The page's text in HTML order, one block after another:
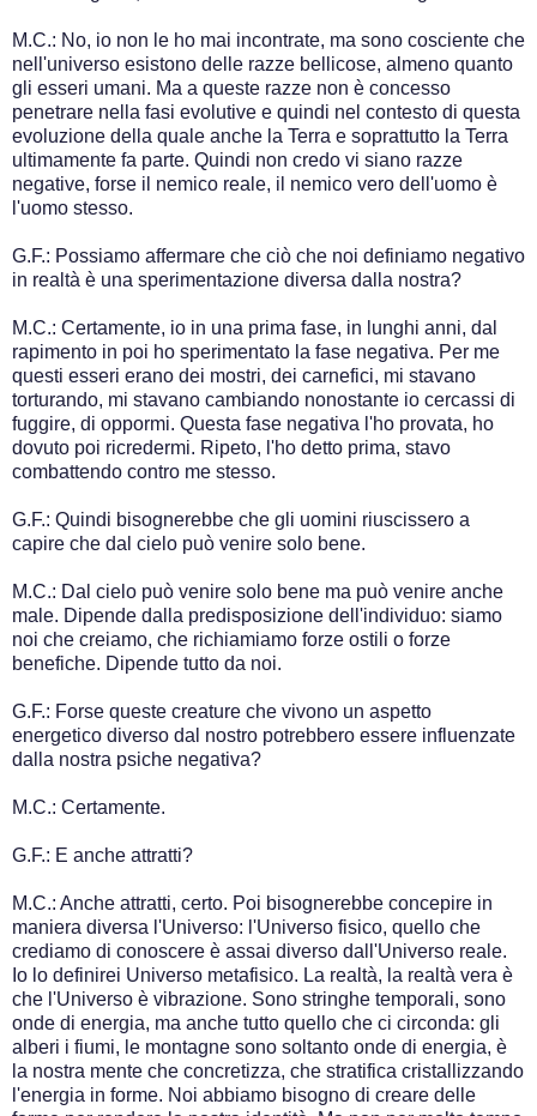
M.C.: No, io non le ho mai incontrate, ma sono cosciente che
nell'universo esistono delle razze bellicose, almeno quanto
gli esseri umani. Ma a queste razze non è concesso
penetrare nella fasi evolutive e quindi nel contesto di questa
evoluzione della quale anche la Terra e soprattutto la Terra
ultimamente fa parte. Quindi non credo vi siano razze
negative, forse il nemico reale, il nemico vero dell'uomo è
l'uomo stesso.
G.F.: Possiamo affermare che ciò che noi definiamo negativo
in realtà è una sperimentazione diversa dalla nostra?
M.C.: Certamente, io in una prima fase, in lunghi anni, dal
rapimento in poi ho sperimentato la fase negativa. Per me
questi esseri erano dei mostri, dei carnefici, mi stavano
torturando, mi stavano cambiando nonostante io cercassi di
fuggire, di oppormi. Questa fase negativa l'ho provata, ho
dovuto poi ricredermi. Ripeto, l'ho detto prima, stavo
combattendo contro me stesso.
G.F.: Quindi bisognerebbe che gli uomini riuscissero a
capire che dal cielo può venire solo bene.
M.C.: Dal cielo può venire solo bene ma può venire anche
male. Dipende dalla predisposizione dell'individuo: siamo
noi che creiamo, che richiamiamo forze ostili o forze
benefiche. Dipende tutto da noi.
G.F.: Forse queste creature che vivono un aspetto
energetico diverso dal nostro potrebbero essere influenzate
dalla nostra psiche negativa?
M.C.: Certamente.
G.F.: E anche attratti?
M.C.: Anche attratti, certo. Poi bisognerebbe concepire in
maniera diversa l'Universo: l'Universo fisico, quello che
crediamo di conoscere è assai diverso dall'Universo reale.
Io lo definirei Universo metafisico. La realtà, la realtà vera è
che l'Universo è vibrazione. Sono stringhe temporali, sono
onde di energia, ma anche tutto quello che ci circonda: gli
alberi i fiumi, le montagne sono soltanto onde di energia, è
la nostra mente che concretizza, che stratifica cristallizzando
l'energia in forme. Noi abbiamo bisogno di creare delle